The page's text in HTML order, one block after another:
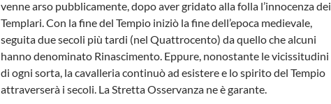
venne arso pubblicamente, dopo aver gridato alla folla l’innocenza dei
Templari. Con la fine del Tempio iniziò la fine dell’epoca medievale,
seguita due secoli più tardi (nel Quattrocento) da quello che alcuni
hanno denominato Rinascimento. Eppure, nonostante le vicissitudini
di ogni sorta, la cavalleria continuò ad esistere e lo spirito del Tempio
attraverserà i secoli. La Stretta Osservanza ne è garante.